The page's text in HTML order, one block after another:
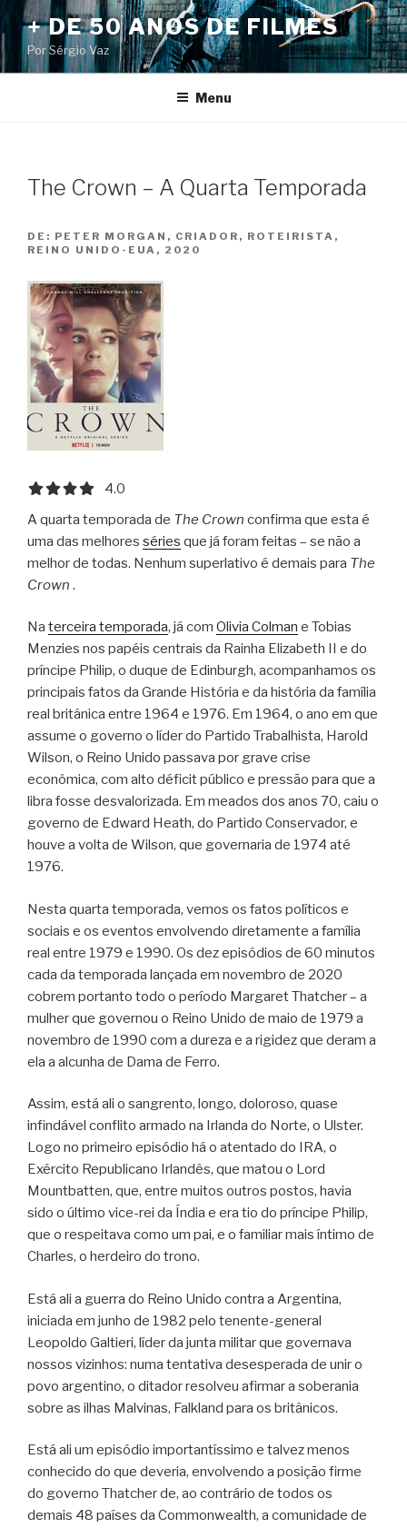
Pular
para
o
conteúdo
+ DE 50 ANOS DE FILMES
Por Sérgio Vaz
Menu
The Crown – A Quarta Temporada
DE: PETER MORGAN, CRIADOR, ROTEIRISTA,
REINO UNIDO-EUA, 2020
4.0 out of 5.0 stars
4.0
A quarta temporada de The Crown confirma que esta é
uma das melhores séries que já foram feitas – se não a
melhor de todas. Nenhum superlativo é demais para The
Crown .
Na terceira temporada, já com Olivia Colman e Tobias
Menzies nos papéis centrais da Rainha Elizabeth II e do
príncipe Philip, o duque de Edinburgh, acompanhamos os
principais fatos da Grande História e da história da família
real britânica entre 1964 e 1976. Em 1964, o ano em que
assume o governo o líder do Partido Trabalhista, Harold
Wilson, o Reino Unido passava por grave crise
econômica, com alto déficit público e pressão para que a
libra fosse desvalorizada. Em meados dos anos 70, caiu o
governo de Edward Heath, do Partido Conservador, e
houve a volta de Wilson, que governaria de 1974 até
1976.
Nesta quarta temporada, vemos os fatos políticos e
sociais e os eventos envolvendo diretamente a família
real entre 1979 e 1990. Os dez episódios de 60 minutos
cada da temporada lançada em novembro de 2020
cobrem portanto todo o período Margaret Thatcher – a
mulher que governou o Reino Unido de maio de 1979 a
novembro de 1990 com a dureza e a rigidez que deram a
ela a alcunha de Dama de Ferro.
Assim, está ali o sangrento, longo, doloroso, quase
infindável conflito armado na Irlanda do Norte, o Ulster.
Logo no primeiro episódio há o atentado do IRA, o
Exército Republicano Irlandês, que matou o Lord
Mountbatten, que, entre muitos outros postos, havia
sido o último vice-rei da Índia e era tio do príncipe Philip,
que o respeitava como um pai, e o familiar mais íntimo de
Charles, o herdeiro do trono.
Está ali a guerra do Reino Unido contra a Argentina,
iniciada em junho de 1982 pelo tenente-general
Leopoldo Galtieri, líder da junta militar que governava
nossos vizinhos: numa tentativa desesperada de unir o
povo argentino, o ditador resolveu afirmar a soberania
sobre as ilhas Malvinas, Falkland para os britânicos.
Está ali um episódio importantíssimo e talvez menos
conhecido do que deveria, envolvendo a posição firme
do governo Thatcher de, ao contrário de todos os
demais 48 países da Commonwealth, a comunidade de